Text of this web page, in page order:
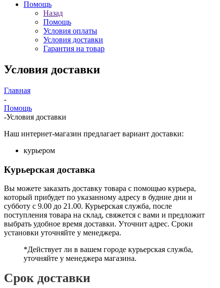
Помощь
Назад
Помощь
Условия оплаты
Условия доставки
Гарантия на товар
Условия доставки
Главная
-
Помощь
-Условия доставки
Наш интернет-магазин предлагает вариант доставки:
курьером
Курьерская доставка
Вы можете заказать доставку товара с помощью курьера,
который прибудет по указанному адресу в будние дни и
субботу с 9.00 до 21.00. Курьерская служба, после
поступления товара на склад, свяжется с вами и предложит
выбрать удобное время доставки. Уточнит адрес. Сроки
установки уточняйте у менеджера.
*Действует ли в вашем городе курьерская служба,
уточняйте у менеджера магазина.
Срок доставки